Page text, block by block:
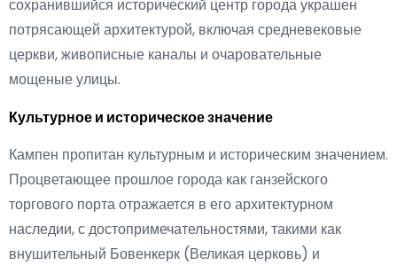
сохранившийся исторический центр города украшен
потрясающей архитектурой, включая средневековые
церкви, живописные каналы и очаровательные
мощеные улицы.
Культурное и историческое значение
Кампен пропитан культурным и историческим значением.
Процветающее прошлое города как ганзейского
торгового порта отражается в его архитектурном
наследии, с достопримечательностями, такими как
внушительный Бовенкерк (Великая церковь) и